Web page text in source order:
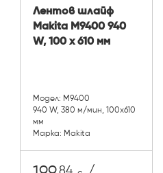
Лентов шлайф
Makita M9400 940
W, 100 x 610 мм
Модел: M9400
940 W, 380 м/мин, 100x610
мм
Марка: Makita